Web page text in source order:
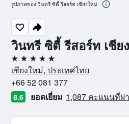
วินทรี ซิตี้ รีสอร์ท เชีย
5 ดาว
เชียงใหม่, ประเทศไทย
+66 52 081 377
8.6 ยอดเยี่ยม 1,087 คะแนนที่ผ่
รูปภาพของ วินทรี ซิตี้ รีสอร์ท เชียงใหม่